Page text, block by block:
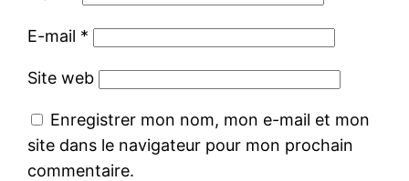
E-mail *
Site web
Enregistrer mon nom, mon e-mail et mon
site dans le navigateur pour mon prochain
commentaire.